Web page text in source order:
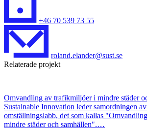
+46 70 539 73 55
roland.elander@sust.se
Relaterade projekt
Omvandling av trafikmiljöer i mindre städer
Sustainable Innovation leder samordningen
omställningslabb, det som kallas
mindre städer och samhällen".…